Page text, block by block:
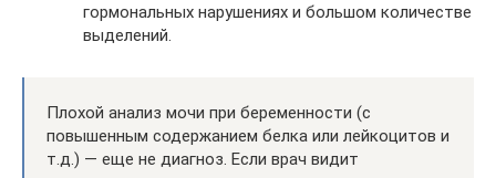
гормональных нарушениях и большом количестве
выделений.
Плохой анализ мочи при беременности (с
повышенным содержанием белка или лейкоцитов и
т.д.) — еще не диагноз. Если врач видит